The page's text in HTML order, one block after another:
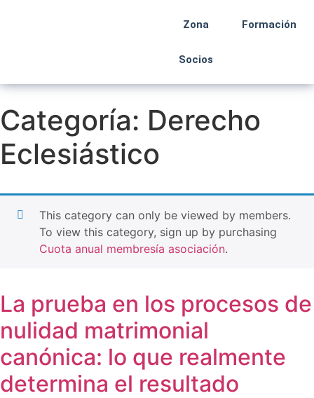
Zona
Socios
Formación
Categoría: Derecho
Eclesiástico
This category can only be viewed by members.
To view this category, sign up by purchasing
Cuota anual membresía asociación.
La prueba en los procesos de
nulidad matrimonial
canónica: lo que realmente
determina el resultado